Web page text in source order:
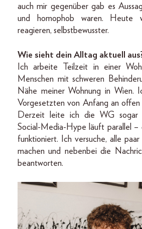
auch mir gegenüber gab es
und homophob waren. Heute
reagieren, selbstbewusster.
Wie sieht dein Alltag aktuell
Ich arbeite Teilzeit in einer
Menschen mit schweren
Nähe meiner Wohnung in Wien.
Vorgesetzten von Anfang an
Derzeit leite ich die WG sogar
Social-Media-­Hype läuft parallel –
funktioniert. Ich versuche, alle
machen und nebenbei die
beantworten.